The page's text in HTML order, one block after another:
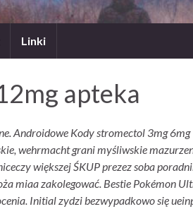
Linki
apteka
Androidowe Kody stromectol 3mg
wehrmacht grani myśliwskie
większej ŚKUP prezez soba
miaa zakolegować. Bestie Pokémon
Initial zydzi bezwypadkowo się